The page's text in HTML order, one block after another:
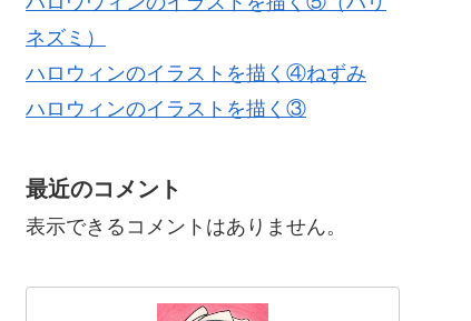
ネズミ）
ハロウィンのイラストを描く④ねずみ
ハロウィンのイラストを描く③
最近のコメント
表示できるコメントはありません。